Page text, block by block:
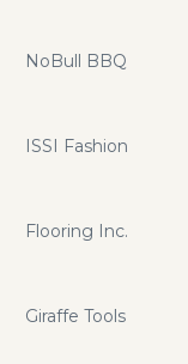
NoBull BBQ
ISSI Fashion
Flooring Inc.
Giraffe Tools